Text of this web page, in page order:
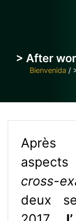
> After
Bienvenida /
Après
cross-
deux